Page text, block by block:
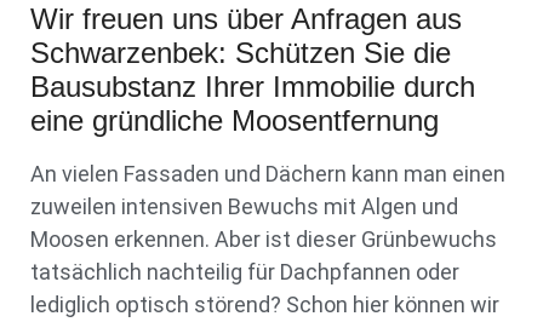
Wir freuen uns über Anfragen aus
Schwarzenbek: Schützen Sie die
Bausubstanz Ihrer Immobilie durch
eine gründliche Moosentfernung
An vielen Fassaden und Dächern kann man einen
zuweilen intensiven Bewuchs mit Algen und
Moosen erkennen. Aber ist dieser Grünbewuchs
tatsächlich nachteilig für Dachpfannen oder
lediglich optisch störend? Schon hier können wir